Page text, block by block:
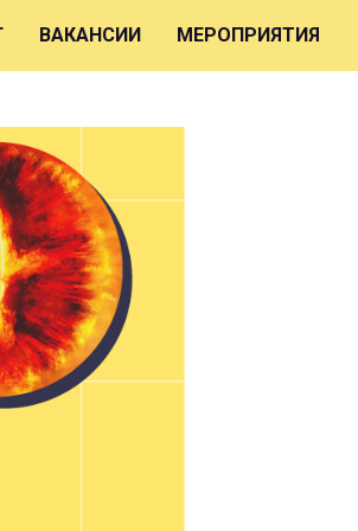
ВАКАНСИИ МЕРОПРИЯТИЯ